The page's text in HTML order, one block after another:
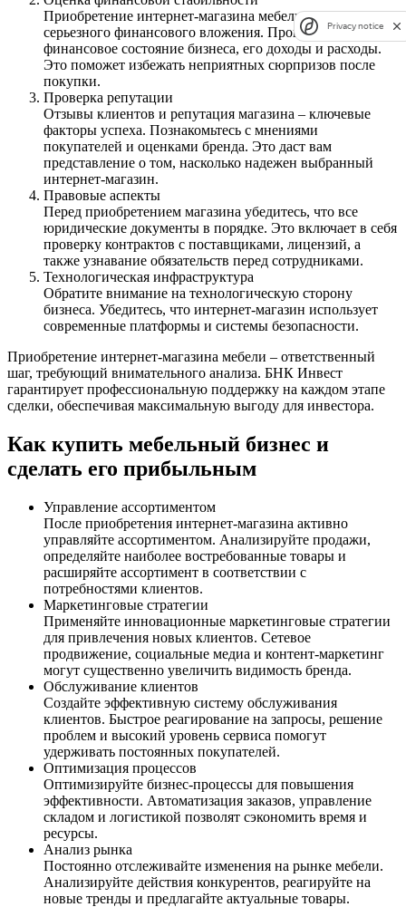
Приобретение интернет-магазина мебели требует
серьезного финансового вложения. Проверьте
финансовое состояние бизнеса, его доходы и расходы.
Это поможет избежать неприятных сюрпризов после
покупки.
Проверка репутации
Отзывы клиентов и репутация магазина – ключевые
факторы успеха. Познакомьтесь с мнениями
покупателей и оценками бренда. Это даст вам
представление о том, насколько надежен выбранный
интернет-магазин.
Правовые аспекты
Перед приобретением магазина убедитесь, что все
юридические документы в порядке. Это включает в себя
проверку контрактов с поставщиками, лицензий, а
также узнавание обязательств перед сотрудниками.
Технологическая инфраструктура
Обратите внимание на технологическую сторону
бизнеса. Убедитесь, что интернет-магазин использует
современные платформы и системы безопасности.
Приобретение интернет-магазина мебели – ответственный
шаг, требующий внимательного анализа. БНК Инвест
гарантирует профессиональную поддержку на каждом этапе
сделки, обеспечивая максимальную выгоду для инвестора.
Как купить мебельный бизнес и
сделать его прибыльным
Управление ассортиментом
После приобретения интернет-магазина активно
управляйте ассортиментом. Анализируйте продажи,
определяйте наиболее востребованные товары и
расширяйте ассортимент в соответствии с
потребностями клиентов.
Маркетинговые стратегии
Применяйте инновационные маркетинговые стратегии
для привлечения новых клиентов. Сетевое
продвижение, социальные медиа и контент-маркетинг
могут существенно увеличить видимость бренда.
Обслуживание клиентов
Создайте эффективную систему обслуживания
клиентов. Быстрое реагирование на запросы, решение
проблем и высокий уровень сервиса помогут
удерживать постоянных покупателей.
Оптимизация процессов
Оптимизируйте бизнес-процессы для повышения
эффективности. Автоматизация заказов, управление
складом и логистикой позволят сэкономить время и
ресурсы.
Анализ рынка
Постоянно отслеживайте изменения на рынке мебели.
Анализируйте действия конкурентов, реагируйте на
новые тренды и предлагайте актуальные товары.
Privacy notice